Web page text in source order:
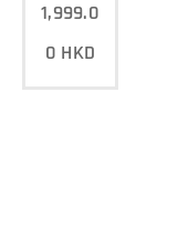
1,999.0
0 HKD